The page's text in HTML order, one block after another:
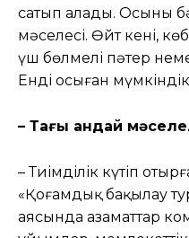
сатып алады. Осының
мəселесі. Өйт кені,
үш бөлмелі пəтер
Енді осыған
– Тағы қандай
– Тиімділік күтіп
«Қоғамдық бақылау
аясында азаматтар